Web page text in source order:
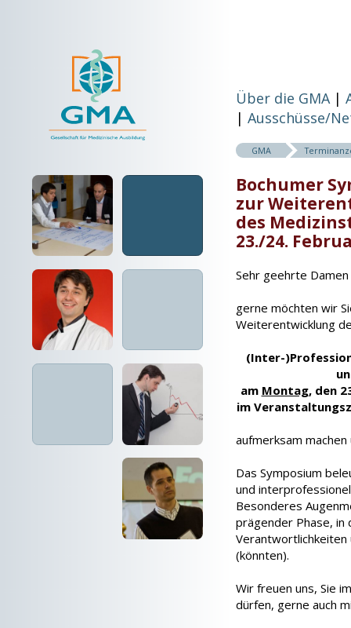
Über die GMA
Ausschüsse/
GMA
Bochumer
zur
des
23./24.
Sehr geehrte
gerne möchten wir
Weiterentwicklung
(Inter-
am Montag, den
im
aufmerksam machen
Das Symposium
und
Besonderes
prägender Phase, in
(könnten).
Wir freuen uns, Sie
dürfen, gerne auch